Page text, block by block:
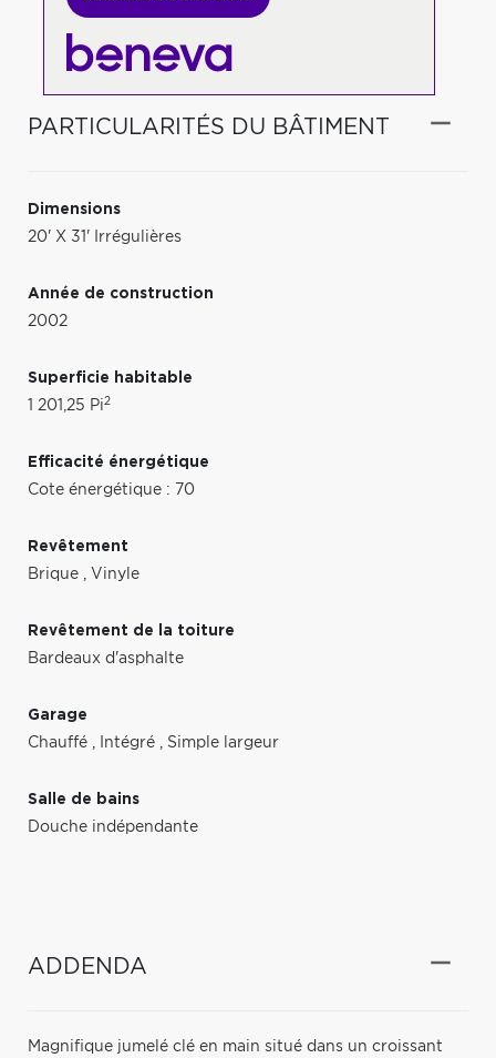
PARTICULARITÉS DU BÂTIMENT
Dimensions
20' X 31' Irrégulières
Année de construction
2002
Superficie habitable
1 201,25 Pi2
Efficacité énergétique
Cote énergétique : 70
Revêtement
Brique , Vinyle
Revêtement de la toiture
Bardeaux d'asphalte
Garage
Chauffé , Intégré , Simple largeur
Salle de bains
Douche indépendante
ADDENDA
Magnifique jumelé clé en main situé dans un croissant